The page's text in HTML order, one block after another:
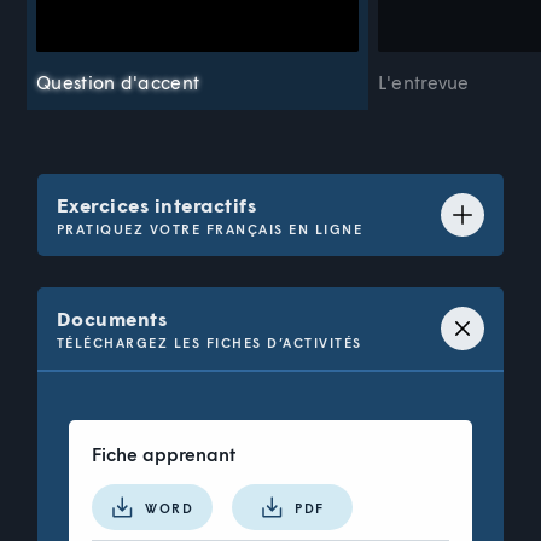
Question d'accent L'entrevue
Exercices interactifs
PRATIQUEZ VOTRE FRANÇAIS EN LIGNE
un membre du personnel
supervisé par un mentor
Question 1 de 17 : Vocabulaire
Choisissez la bonne définition.
Documents
TÉLÉCHARGEZ LES FICHES D’ACTIVITÉS
Fiche apprenant
WORD PDF